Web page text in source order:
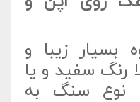
زیبا و
رنگ سفید و یا
نوع سنگ به